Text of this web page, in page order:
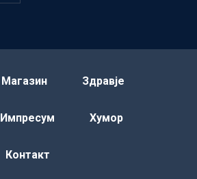
Магазин Здравје
Импресум Хумор
Контакт